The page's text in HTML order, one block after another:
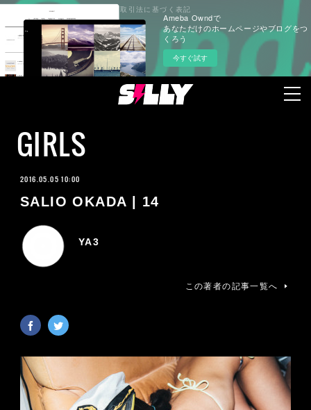
Ameba Owndで
あなただけのホームページやブログをつ
くろう
今すぐ試す
GIRLS
2016.05.05 10:00
SALIO OKADA | 14
YA3
この著者の記事一覧へ
プライバシーポリシー 特定商取引法に基づく表記